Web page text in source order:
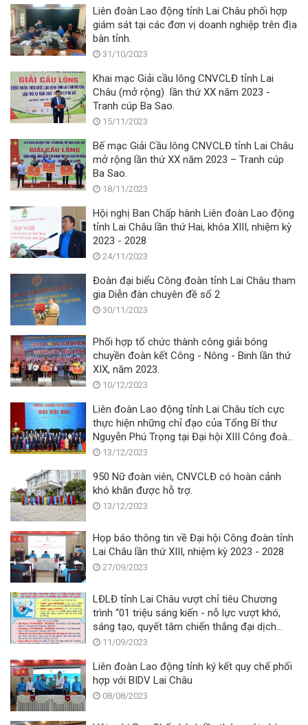
Liên đoàn Lao động tỉnh Lai Châu phối hợp
giám sát tại các đơn vị doanh nghiệp trên địa
bàn tỉnh.
31/10/2023
Khai mạc Giải cầu lông CNVCLĐ tỉnh Lai
Châu (mở rộng) lần thứ XX năm 2023 -
Tranh cúp Ba Sao.
15/11/2023
Bế mạc Giải Cầu lông CNVCLĐ tỉnh Lai Châu
mở rộng lần thứ XX năm 2023 – Tranh cúp
Ba Sao.
18/11/2023
Hội nghị Ban Chấp hành Liên đoàn Lao động
tỉnh Lai Châu lần thứ Hai, khóa XIII, nhiệm kỳ
2023 - 2028
24/11/2023
Đoàn đại biểu Công đoàn tỉnh Lai Châu tham
gia Diễn đàn chuyên đề số 2
30/11/2023
Phối hợp tổ chức thành công giải bóng
chuyền đoàn kết Công - Nông - Binh lần thứ
XIX, năm 2023.
10/12/2023
Liên đoàn Lao động tỉnh Lai Châu tích cực
thực hiện những chỉ đạo của Tổng Bí thư
Nguyễn Phú Trọng tại Đại hội XIII Công đoàn
Việt Nam
13/12/2023
950 Nữ đoàn viên, CNVCLĐ có hoàn cảnh
khó khăn được hỗ trợ.
13/12/2023
Họp báo thông tin về Đại hội Công đoàn tỉnh
Lai Châu lần thứ XIII, nhiệm kỳ 2023 - 2028
27/09/2023
LĐLĐ tỉnh Lai Châu vượt chỉ tiêu Chương
trình “01 triệu sáng kiến - nỗ lực vượt khó,
sáng tạo, quyết tâm chiến thắng đại dịch
Covid - 19”
11/09/2023
Liên đoàn Lao động tỉnh ký kết quy chế phối
hợp với BIDV Lai Châu
08/08/2023